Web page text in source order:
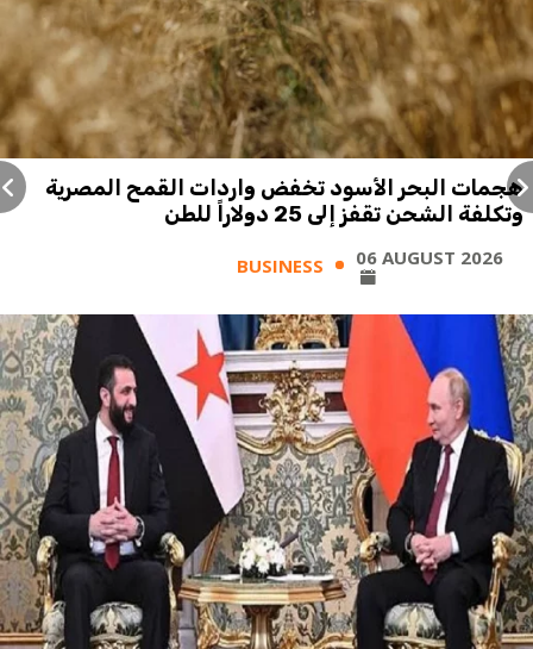
هجمات البحر الأسود تخفض واردات القمح المصرية
وتكلفة الشحن تقفز إلى 25 دولاراً للطن
BUSINESS 06 AUGUST 2026